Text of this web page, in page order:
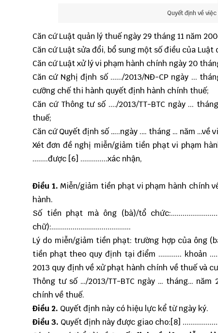
Quyết định về
Căn cứ Luật quản lý thuế ngày 29 tháng 11 năm
Căn cứ Luật sửa đổi, bổ sung một số điều của
Căn cứ Luật xử lý vi phạm hành chính ngày 20
Căn cứ Nghị định số ....../2013/NĐ-CP ngày ...
cưỡng chế thi hành quyết định hành chính thuế;
Căn cứ Thông tư số ..../2013/TT-BTC ngày ...
thuế;
Căn cứ Quyết định số …..ngày .… tháng … năm …về
Xét đơn đề nghị miễn/giảm tiền phạt vi phạm
........được [6] ..............xác nhận,
Điều 1. Miễn/giảm tiền phạt vi phạm hành chính
hành.
Số tiền phạt mà ông (bà)/tổ
chữ):.........................................
Lý do miễn/giảm tiền phạt: trường hợp của ông
tiền phạt theo quy định tại điểm ............ khoản
2013 quy định về xử phạt hành chính về thuế và
Thông tư số …/2013/TT-BTC ngày … tháng…
chính về thuế.
Điều 2. Quyết định này có hiệu lực kể từ ngày ký.
Điều 3. Quyết định này được giao cho:[8]